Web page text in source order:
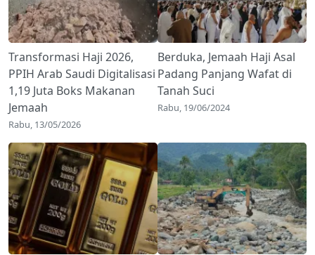
Transformasi Haji 2026,
PPIH Arab Saudi Digitalisasi
1,19 Juta Boks Makanan
Jemaah
Rabu, 13/05/2026
Berduka, Jemaah Haji Asal
Padang Panjang Wafat di
Tanah Suci
Rabu, 19/06/2024